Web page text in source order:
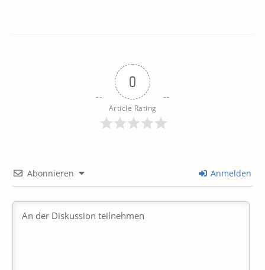
0
Article Rating
Abonnieren Anmelden